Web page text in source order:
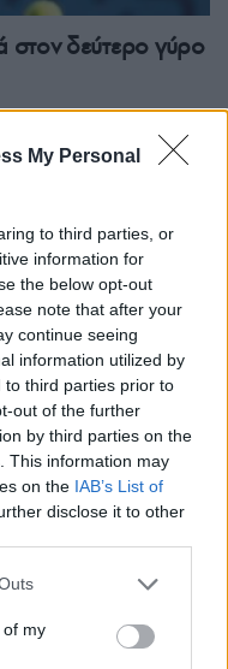
My Personal
to third parties, or
information for
the below opt-out
note that after your
continue seeing
information utilized by
to third parties prior to
out of the further
by third parties on the
This information may
on the IAB’s List of
disclose it to other
one or more Google
You may click to
its third-party tags to
of my
στον δεύτερο γύρο
Κ23: Τρία